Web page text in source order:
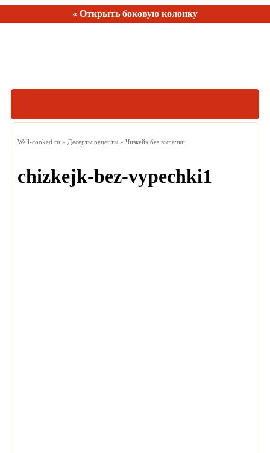
« Открыть боковую колонку
Рецептов:150
Well-cooked.ru » Десерты рецепты » Чизкейк без выпечки
chizkejk-bez-vypechki1